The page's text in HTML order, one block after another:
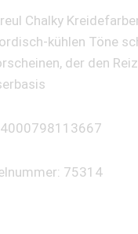
Chalky
kühlen Töne
der den
4000798113667
75314